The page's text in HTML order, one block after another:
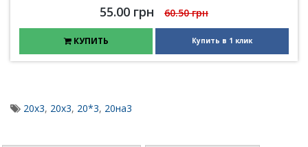
55.00 грн 60.50 грн
КУПИТЬ Купить в 1 клик
20x3, 20х3, 20*3, 20на3